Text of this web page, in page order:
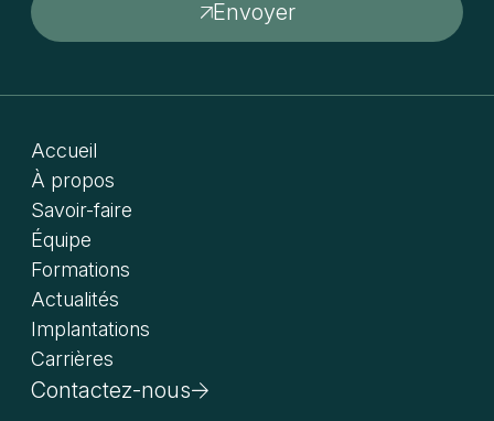
Envoyer
Accueil
À propos
Savoir-faire
Équipe
Formations
Actualités
Implantations
Carrières
Contactez-nous